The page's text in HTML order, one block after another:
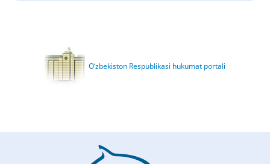
O‘zbekiston Respublikasi hukumat portali